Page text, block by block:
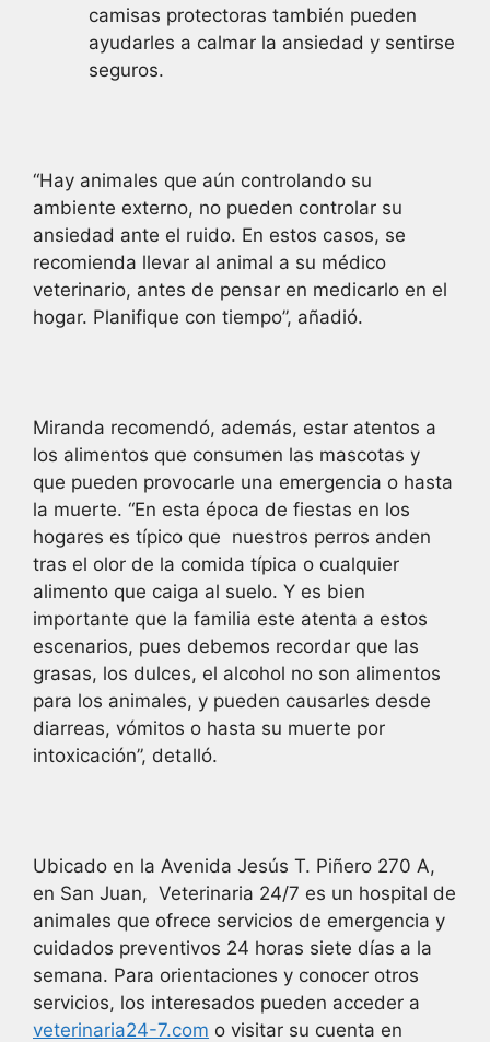
camisas protectoras también pueden
ayudarles a calmar la ansiedad y sentirse
seguros.
“Hay animales que aún controlando su
ambiente externo, no pueden controlar su
ansiedad ante el ruido. En estos casos, se
recomienda llevar al animal a su médico
veterinario, antes de pensar en medicarlo en el
hogar. Planifique con tiempo”, añadió.
Miranda recomendó, además, estar atentos a
los alimentos que consumen las mascotas y
que pueden provocarle una emergencia o hasta
la muerte. “En esta época de fiestas en los
hogares es típico que nuestros perros anden
tras el olor de la comida típica o cualquier
alimento que caiga al suelo. Y es bien
importante que la familia este atenta a estos
escenarios, pues debemos recordar que las
grasas, los dulces, el alcohol no son alimentos
para los animales, y pueden causarles desde
diarreas, vómitos o hasta su muerte por
intoxicación”, detalló.
Ubicado en la Avenida Jesús T. Piñero 270 A,
en San Juan, Veterinaria 24/7 es un hospital de
animales que ofrece servicios de emergencia y
cuidados preventivos 24 horas siete días a la
semana. Para orientaciones y conocer otros
servicios, los interesados pueden acceder a
veterinaria24-7.com o visitar su cuenta en